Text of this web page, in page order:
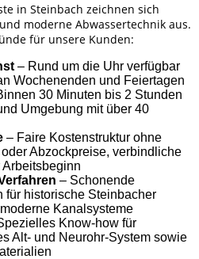
in Steinbach zeichnen sich
moderne Abwassertechnik aus.
für unsere Kunden:
– Rund um die Uhr verfügbar
Wochenenden und Feiertagen
30 Minuten bis 2 Stunden
Umgebung mit über 40
– Faire Kostenstruktur ohne
Abzockpreise, verbindliche
– Schonende
für historische Steinbacher
Kanalsysteme
Know-how für
Alt- und Neurohr-System sowie